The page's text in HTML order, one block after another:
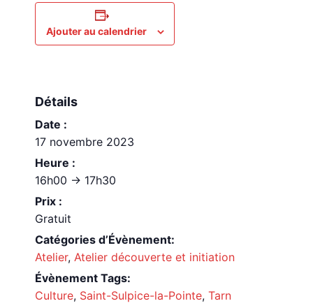
Ajouter au calendrier
Détails
Date :
17 novembre 2023
Heure :
16h00 -> 17h30
Prix :
Gratuit
Catégories d’Évènement:
Atelier, Atelier découverte et initiation
Évènement Tags:
Culture, Saint-Sulpice-la-Pointe,Tarn